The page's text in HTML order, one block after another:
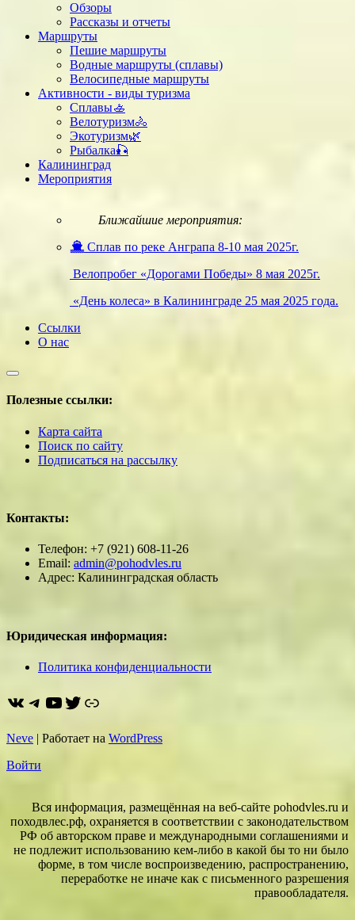
Обзоры
Рассказы и отчеты
Маршруты
Пешие маршруты
Водные маршруты (сплавы)
Велосипедные маршруты
Активности - виды туризма
Сплавы🚣
Велотуризм🚴
Экотуризм🌿
Рыбалка🎣
Калининград
Мероприятия
Ближайшие мероприятия:
Сплав по реке Анграпа 8-10 мая 2025г.
Велопробег «Дорогами Победы» 8 мая 2025г.
«День колеса» в Калининграде 25 мая 2025 года.
Ссылки
О нас
Полезные ссылки:
Карта сайта
Поиск по сайту
Подписаться на рассылку
Контакты:
Телефон: +7 (921) 608-11-26
Email: admin@pohodvles.ru
Адрес: Калининградская область
Юридическая информация:
Политика конфиденциальности
ВКонтакте
Telegram
YouTube
Twitter
https://dzen.ru/pohodvles
Neve | Работает на WordPress
Войти
Вся информация, размещённая на веб-сайте pohodvles.ru и
походвлес.рф, охраняется в соответствии с законодательством
РФ об авторском праве и международными соглашениями и
не подлежит использованию кем-либо в какой бы то ни было
форме, в том числе воспроизведению, распространению,
переработке не иначе как с письменного разрешения
правообладателя.